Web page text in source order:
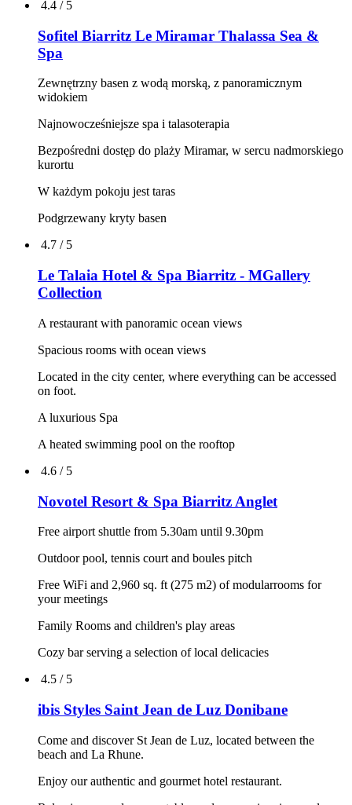
4.4 / 5
Sofitel Biarritz Le Miramar Thalassa Sea &
Spa
Zewnętrzny basen z wodą morską, z panoramicznym
widokiem
Najnowocześniejsze spa i talasoterapia
Bezpośredni dostęp do plaży Miramar, w sercu nadmorskiego
kurortu
W każdym pokoju jest taras
Podgrzewany kryty basen
4.7 / 5
Le Talaia Hotel & Spa Biarritz - MGallery
Collection
A restaurant with panoramic ocean views
Spacious rooms with ocean views
Located in the city center, where everything can be accessed
on foot.
A luxurious Spa
A heated swimming pool on the rooftop
4.6 / 5
Novotel Resort & Spa Biarritz Anglet
Free airport shuttle from 5.30am until 9.30pm
Outdoor pool, tennis court and boules pitch
Free WiFi and 2,960 sq. ft (275 m2) of modularrooms for
your meetings
Family Rooms and children's play areas
Cozy bar serving a selection of local delicacies
4.5 / 5
ibis Styles Saint Jean de Luz Donibane
Come and discover St Jean de Luz, located between the
beach and La Rhune.
Enjoy our authentic and gourmet hotel restaurant.